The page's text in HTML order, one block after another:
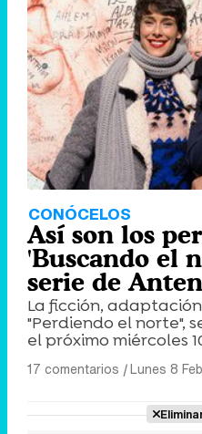
CONÓCELOS
Así son los
'Buscando el
serie de
La ficción,
"Perdiendo el norte",
el próximo miércoles
17 comentarios |Lunes 8